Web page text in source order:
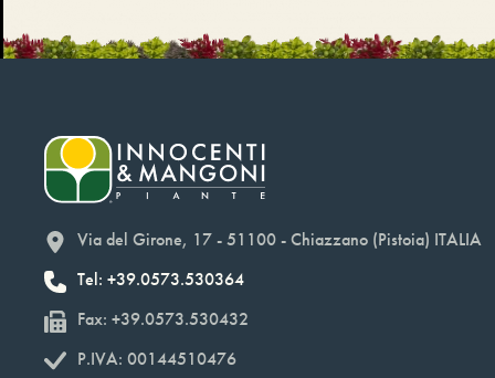
Via del Girone, 17 - 51100 - Chiazzano (Pistoia) ITALIA
Tel: +39.0573.530364
Fax: +39.0573.530432
P.IVA: 00144510476